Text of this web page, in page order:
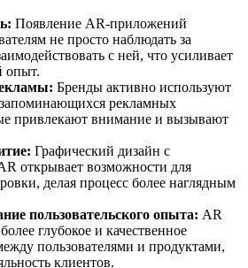
Появление AR-приложений
не просто наблюдать за
с ней, что усиливает
опыт.
Бренды активно используют
рекламных
привлекают внимание и вызывают
Графический дизайн с
открывает возможности для
делая процесс более наглядным
пользовательского опыта: AR
глубокое и качественное
пользователями и продуктами,
клиентов.